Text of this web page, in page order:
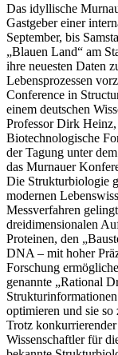
Das idyllische
Gastgeber einer
September, bis
„Blauen Land“ am
ihre neuesten Daten
Lebensprozessen
Conference in
einem deutschen
Professor Dirk
Biotechnologische
der Tagung unter
das Murnauer
Die Strukturbiologie
modernen
Messverfahren
dreidimensionalen
Proteinen, den
DNA – mit hoher
Forschung
genannte „Rational
optimieren und sie
Trotz
Wissenschaftler für